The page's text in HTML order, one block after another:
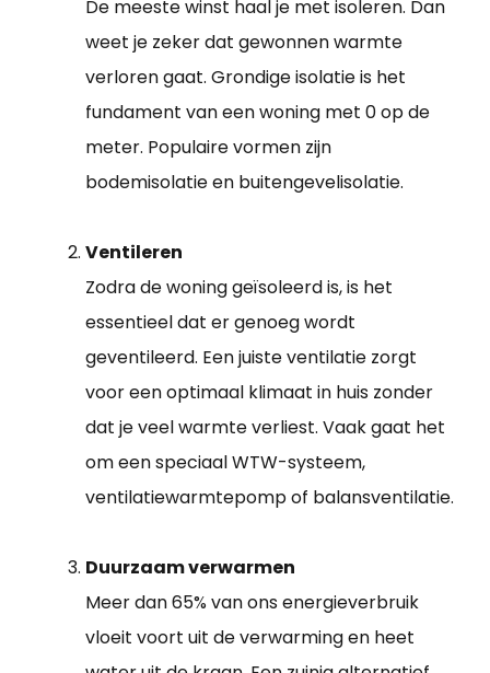
De meeste winst haal je met isoleren. Dan
weet je zeker dat gewonnen warmte
verloren gaat. Grondige isolatie is het
fundament van een woning met 0 op de
meter. Populaire vormen zijn
bodemisolatie en buitengevelisolatie.
Ventileren
Zodra de woning geïsoleerd is, is het
essentieel dat er genoeg wordt
geventileerd. Een juiste ventilatie zorgt
voor een optimaal klimaat in huis zonder
dat je veel warmte verliest. Vaak gaat het
om een speciaal WTW-systeem,
ventilatiewarmtepomp of balansventilatie.
Duurzaam verwarmen
Meer dan 65% van ons energieverbruik
vloeit voort uit de verwarming en heet